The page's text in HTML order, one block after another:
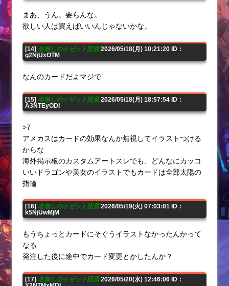
まあ、うん。要らんな。
欲しい人は買えばいいんじゃないかな。
[14] 名無しのイゼット団員2026/05/18(月) 10:21:20 ID：
g2NjUxOTM
なんのカードだよマジで
[15] 名無しのイゼット団員2026/05/18(月) 18:57:54 ID：
A3NTEyODI
>7
アメカスはカードの効果なんか無視してイラストつける
からな
海外掲示板のカスタムアートスレでも、どんなにカッコ
いいドラゴンや美女のイラストでもカードは全部太陽の
指輪
[16] 名無しのイゼット団員2026/05/19(火) 07:03:01 ID：
k5NjUwMjM
もうちょっとカードにそぐうイラストなかったんかって
なる
発注した後に途中でカード変更とかしたんか？
[17] 名無しのイゼット団員2026/05/20(水) 12:46:06 ID：